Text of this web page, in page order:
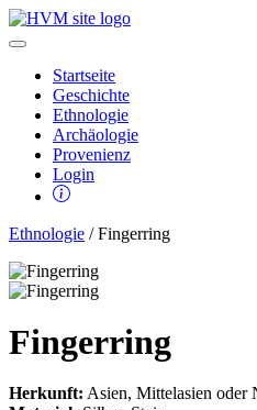
Startseite
Geschichte
Ethnologie
Archäologie
Provenienz
Login
Ethnologie / Fingerring
Fingerring
Herkunft: Asien, Mittelasien oder